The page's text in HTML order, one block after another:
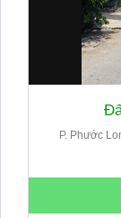
P. Phước